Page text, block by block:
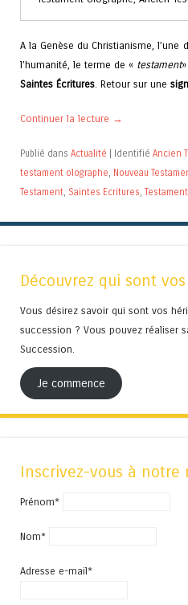
A la Genèse du Christianisme,
l’humanité, le terme de « testament
Saintes Écritures. Retour sur une
Continuer la lecture →
Publié dans Actualité Identifié Ancien
testament olographe, Nouveau
Testament, Saintes Ecritures,
Découvrez qui sont
Vous désirez savoir qui sont vos
succession ? Vous pouvez réaliser
Succession.
Je commence
Inscrivez-vous à notre
Prénom*
Nom*
Adresse e-mail*